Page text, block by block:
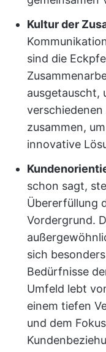
Kultur der
sind die
ausgetauscht,
zusammen,
innovative
schon sagt,
Übererfüllung
Vordergrund.
sich
Bedürfnisse
Umfeld lebt
einem tiefen
und dem